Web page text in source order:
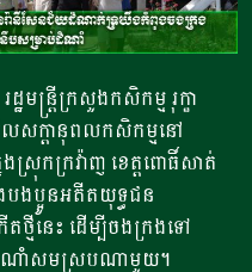
ឋមន្រ្តីក្រសួងកសិកម្ម រុក្ខា
លសក្តានុពលកសិកម្មនៅ
រុកក្រវ៉ាញ ខេត្តពោធិ៍សាត់
ងប្អូនអតីតយុទ្ធជន​
ថ្មីនេះ ដើម្បីចងក្រងទៅ
ណាំសមស្របណាមួយ។